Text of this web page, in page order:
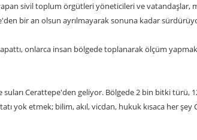
yapan sivil toplum örgütleri yöneticileri ve vatandaşlar,
bir an olsun ayrılmayarak sonuna kadar
onlarca insan bölgede toplanarak ölçüm
Cerattepe'den geliyor. Bölgede 2 bin bitki türü,
yok etmek; bilim, akıl, vicdan, hukuk kısaca her